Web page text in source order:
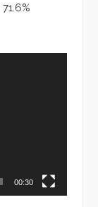
00:30